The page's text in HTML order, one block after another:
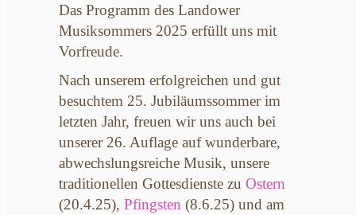
Das Programm des Landower
Musiksommers 2025 erfüllt uns mit
Vorfreude.
Nach unserem erfolgreichen und gut
besuchtem 25. Jubiläumssommer im
letzten Jahr, freuen wir uns auch bei
unserer 26. Auflage auf wunderbare,
abwechslungsreiche Musik, unsere
traditionellen Gottesdienste zu Ostern
(20.4.25), Pfingsten (8.6.25) und am